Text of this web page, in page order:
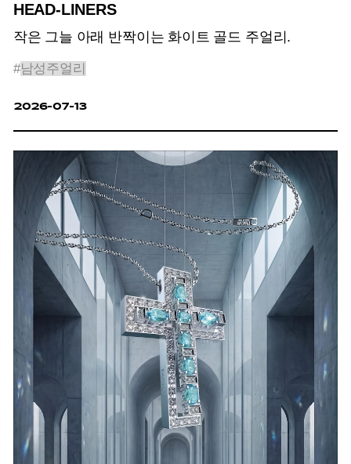
HEAD-LINERS
작은 그늘 아래 반짝이는 화이트 골드 주얼리.
#남성주얼리
2026-07-13